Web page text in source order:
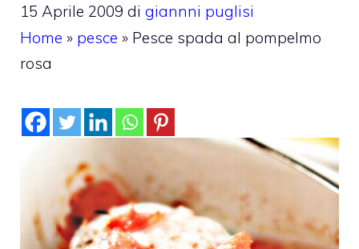
15 Aprile 2009 di giannni puglisi
Home » pesce » Pesce spada al pompelmo
rosa